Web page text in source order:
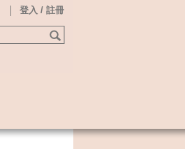
登入 / 註冊